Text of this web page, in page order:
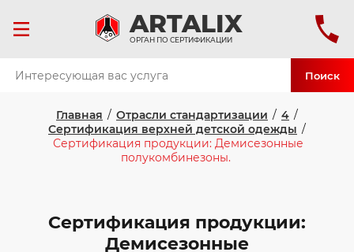
ARTALIX
ОРГАН ПО СЕРТИФИКАЦИИ
Поиск
Главная / Отрасли стандартизации / 4 /
Сертификация верхней детской одежды /
Сертификация продукции: Демисезонные
полукомбинезоны.
Сертификация продукции:
Демисезонные